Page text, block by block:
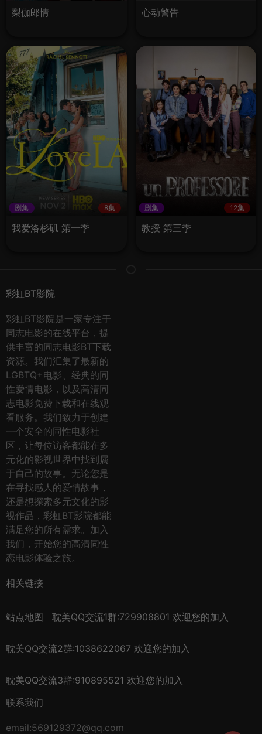
梨伽郎情 心动警告
剧集 8集
我爱洛杉矶 第一季
剧集 12集
教授 第三季
彩虹BT影院
彩虹BT影院是一家专注于
同志电影的在线平台，提
供丰富的同志电影BT下载
资源。我们汇集了最新的
LGBTQ+电影、经典的同
性爱情电影，以及高清同
志电影免费下载和在线观
看服务。我们致力于创建
一个安全的同性电影社
区，让每位访客都能在多
元化的影视世界中找到属
于自己的故事。无论您是
在寻找感人的爱情故事，
还是想探索多元文化的影
视作品，彩虹BT影院都能
满足您的所有需求。加入
我们，开始您的高清同性
恋电影体验之旅。
相关链接
站点地图 耽美QQ交流1群:729908801 欢迎您的加入
耽美QQ交流2群:1038622067 欢迎您的加入
耽美QQ交流3群:910895521 欢迎您的加入
联系我们
email:569129372@qq.com